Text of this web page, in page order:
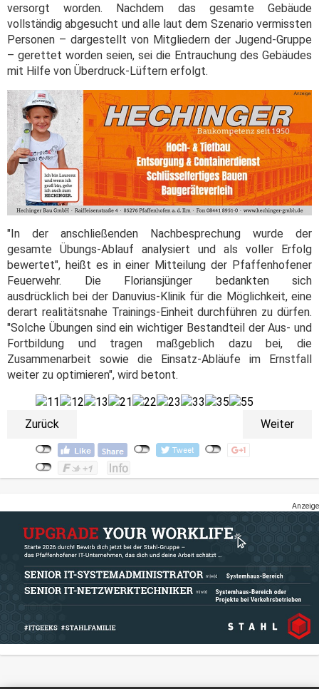
versorgt worden. Nachdem das gesamte Gebäude
vollständig abgesucht und alle laut dem Szenario vermissten
Personen – dargestellt von Mitgliedern der Jugend-Gruppe
– gerettet worden seien, sei die Entrauchung des Gebäudes
mit Hilfe von Überdruck-Lüftern erfolgt.
"In der anschließenden Nachbesprechung wurde der
gesamte Übungs-Ablauf analysiert und als voller Erfolg
bewertet", heißt es in einer Mitteilung der Pfaffenhofener
Feuerwehr. Die Floriansjünger bedankten sich
ausdrücklich bei der Danuvius-Klinik für die Möglichkeit, eine
derart realitätsnahe Trainings-Einheit durchführen zu dürfen.
"Solche Übungen sind ein wichtiger Bestandteil der Aus- und
Fortbildung und tragen maßgeblich dazu bei, die
Zusammenarbeit sowie die Einsatz-Abläufe im Ernstfall
weiter zu optimieren", wird betont.
Zurück Weiter
Anzeige